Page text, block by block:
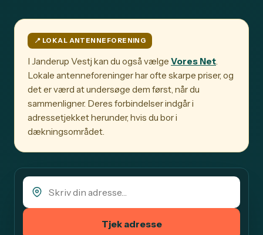
📍️ LOKAL ANTENNEFORENING
I Janderup Vestj kan du også vælge Vores Net.
Lokale antenneforeninger har ofte skarpe priser, og
det er værd at undersøge dem først, når du
sammenligner. Deres forbindelser indgår i
adressetjekket herunder, hvis du bor i
dækningsområdet.
Tjek adresse